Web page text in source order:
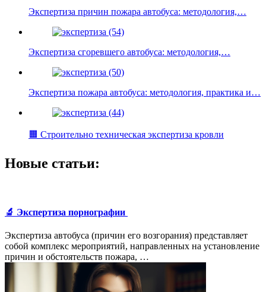
Экспертиза причин пожара автобуса: методология,…
Экспертиза сгоревшего автобуса: методология,…
Экспертиза пожара автобуса: методология, практика и…
🟧 Строительно техническая экспертиза кровли
Новые статьи:
🔬 Экспертиза порнографии
Экспертиза автобуса (причин его возгорания) представляет
собой комплекс мероприятий, направленных на установление
причин и обстоятельств пожара, …